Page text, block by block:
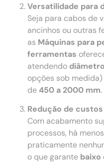
Versatilidade para
Seja para cabos de
ancinhos ou outras
as Máquinas para
ferramentas
atendendo
opções sob
de450 a 2000 mm.
Redução de custos
Com acabamento
processos, há
praticamente
o que garante